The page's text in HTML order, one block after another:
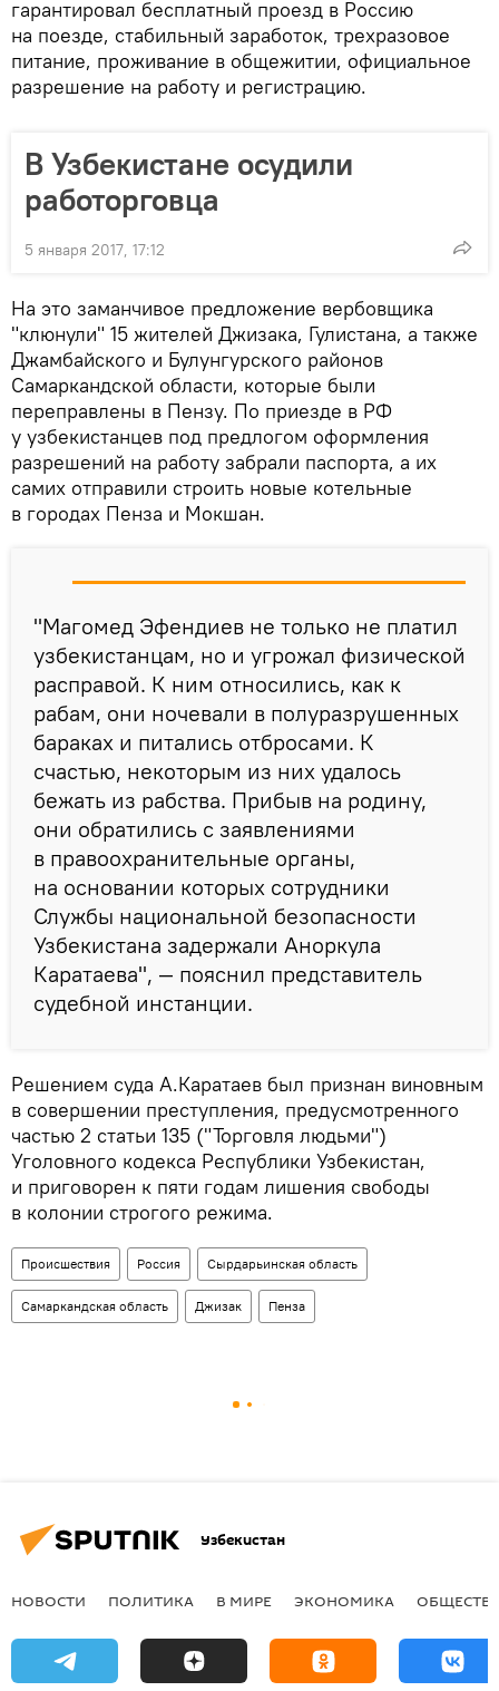
гарантировал бесплатный проезд в Россию
на поезде, стабильный заработок, трехразовое
питание, проживание в общежитии, официальное
разрешение на работу и регистрацию.
В Узбекистане осудили
работорговца
5 января 2017, 17:12
На это заманчивое предложение вербовщика
"клюнули" 15 жителей Джизака, Гулистана, а также
Джамбайского и Булунгурского районов
Самаркандской области, которые были
переправлены в Пензу. По приезде в РФ
у узбекистанцев под предлогом оформления
разрешений на работу забрали паспорта, а их
самих отправили строить новые котельные
в городах Пенза и Мокшан.
"Магомед Эфендиев не только не платил
узбекистанцам, но и угрожал физической
расправой. К ним относились, как к
рабам, они ночевали в полуразрушенных
бараках и питались отбросами. К
счастью, некоторым из них удалось
бежать из рабства. Прибыв на родину,
они обратились с заявлениями
в правоохранительные органы,
на основании которых сотрудники
Службы национальной безопасности
Узбекистана задержали Аноркула
Каратаева", — пояснил представитель
судебной инстанции.
Решением суда А.Каратаев был признан виновным
в совершении преступления, предусмотренного
частью 2 статьи 135 ("Торговля людьми")
Уголовного кодекса Республики Узбекистан,
и приговорен к пяти годам лишения свободы
в колонии строгого режима.
Происшествия Россия Сырдарьинская область
Самаркандская область Джизак Пенза
Узбекистан
НОВОСТИ ПОЛИТИКА В МИРЕ ЭКОНОМИКА